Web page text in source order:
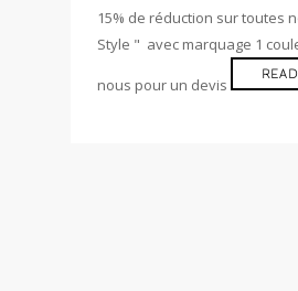
15% de réduction sur toutes
Style " avec marquage 1
nous pour un devis